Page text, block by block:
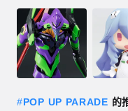
#POP UP PARADE 的